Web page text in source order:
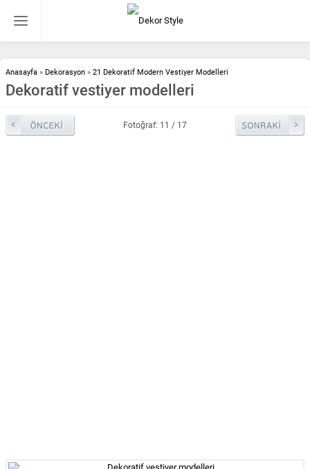
Anasayfa » Dekorasyon » 21 Dekoratif Modern Vestiyer Modelleri
Dekoratif vestiyer modelleri
Fotoğraf: 11 / 17